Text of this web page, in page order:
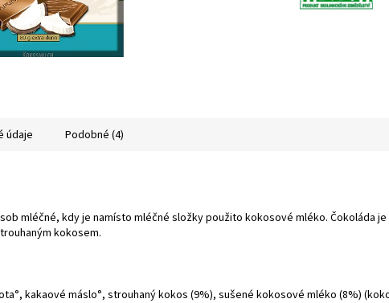
údaje Podobné (4)
mléčné, kdy je namísto mléčné složky použito kokosové mléko. Čokoláda je
kokosem.
kakaové máslo°, strouhaný kokos (9%), sušené kokosové mléko (8%)